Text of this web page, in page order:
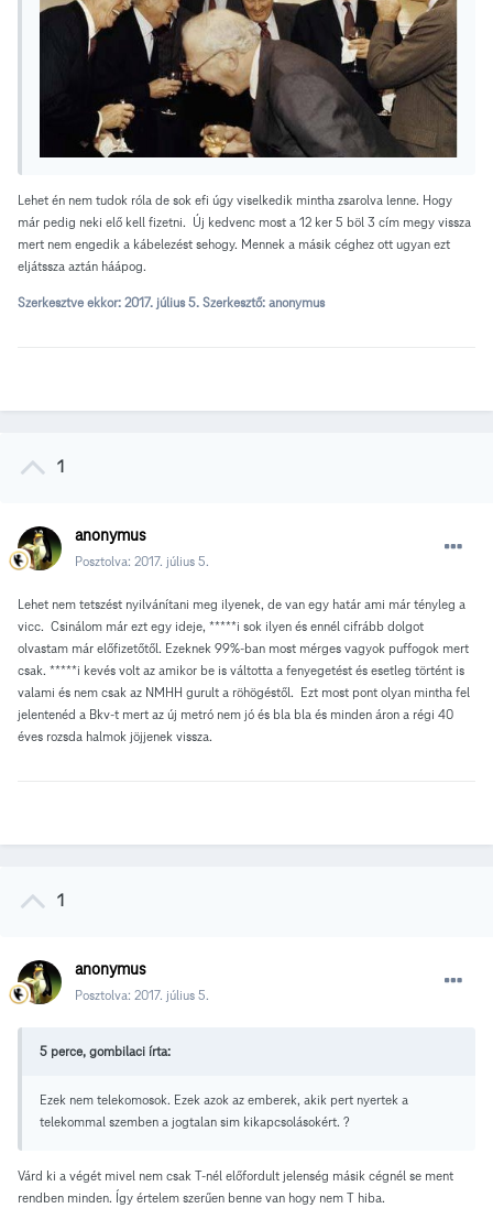
Lehet én nem tudok róla de sok efi úgy viselkedik mintha zsarolva lenne. Hogy
már pedig neki elő kell fizetni. Új kedvenc most a 12 ker 5 böl 3 cím megy vissza
mert nem engedik a kábelezést sehogy. Mennek a másik céghez ott ugyan ezt
eljátssza aztán háápog.
Szerkesztve ekkor: 2017. július 5. Szerkesztő: anonymus
1
anonymus
Posztolva: 2017. július 5.
Lehet nem tetszést nyilvánítani meg ilyenek, de van egy határ ami már tényleg a
vicc. Csinálom már ezt egy ideje, *****i sok ilyen és ennél cifrább dolgot
olvastam már előfizetőtől. Ezeknek 99%-ban most mérges vagyok puffogok mert
csak. *****i kevés volt az amikor be is váltotta a fenyegetést és esetleg történt is
valami és nem csak az NMHH gurult a röhögéstől. Ezt most pont olyan mintha fel
jelentenéd a Bkv-t mert az új metró nem jó és bla bla és minden áron a régi 40
éves rozsda halmok jöjjenek vissza.
1
anonymus
Posztolva: 2017. július 5.
5 perce, gombilaci írta:
Ezek nem telekomosok. Ezek azok az emberek, akik pert nyertek a
telekommal szemben a jogtalan sim kikapcsolásokért. ?
Várd ki a végét mivel nem csak T-nél előfordult jelenség másik cégnél se ment
rendben minden. Így értelem szerűen benne van hogy nem T hiba.